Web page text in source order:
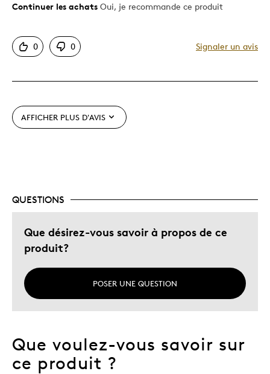
Le pour
Motif attrayant
Très bonne qualité
Continuer les achats Oui, je recommande ce produit
0 0 Signaler un avis
AFFICHER PLUS D'AVIS
QUESTIONS
Que désirez-vous savoir à propos de ce
produit?
POSER UNE QUESTION
Que voulez-vous savoir sur
ce produit ?